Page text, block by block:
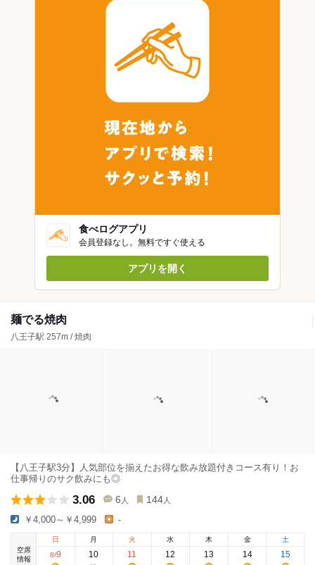
食べログアプリ
会員登録なし。無料ですぐ使える
アプリを開く
麺でる焼肉
八王子駅 257m / 焼肉
【八王子駅3分】人気部位を揃えたお得な飲み放題付きコース有り！お
仕事帰りのサク飲みにも◎
3.06 6 人 144 人
￥4,000～￥4,999 -
空席
情報
日
8/9
月
10
火
11
水
12
木
13
金
14
土
15